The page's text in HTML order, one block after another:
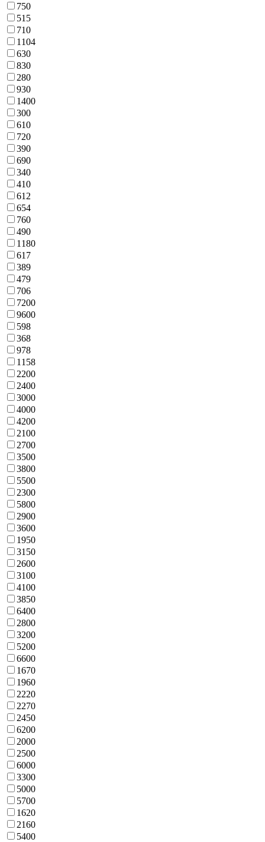
750
515
710
1104
630
830
280
930
1400
300
610
720
390
690
340
410
612
654
760
490
1180
617
389
479
706
7200
9600
598
368
978
1158
2200
2400
3000
4000
4200
2100
2700
3500
3800
5500
2300
5800
2900
3600
1950
3150
2600
3100
4100
3850
6400
2800
3200
5200
6600
1670
1960
2220
2270
2450
6200
2000
2500
6000
3300
5000
5700
1620
2160
5400